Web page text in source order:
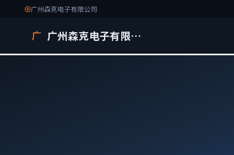
广州森克电子有限公司
广 广州森克电子有限公司